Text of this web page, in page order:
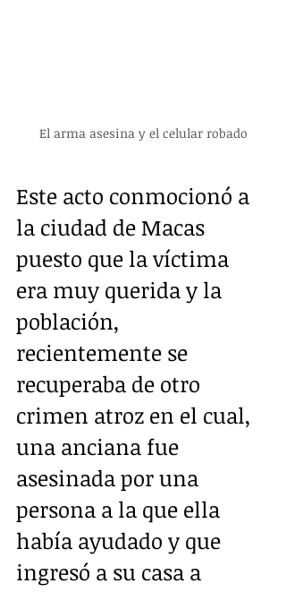
El arma asesina y el celular robado
Este acto conmocionó a
la ciudad de Macas
puesto que la víctima
era muy querida y la
población,
recientemente se
recuperaba de otro
crimen atroz en el cual,
una anciana fue
asesinada por una
persona a la que ella
había ayudado y que
ingresó a su casa a